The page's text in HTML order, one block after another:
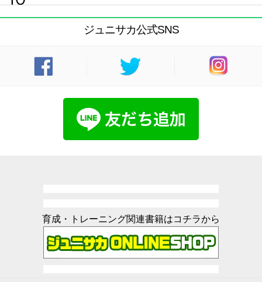
ジュニサカ公式SNS
育成・トレーニング関連書籍はコチラから